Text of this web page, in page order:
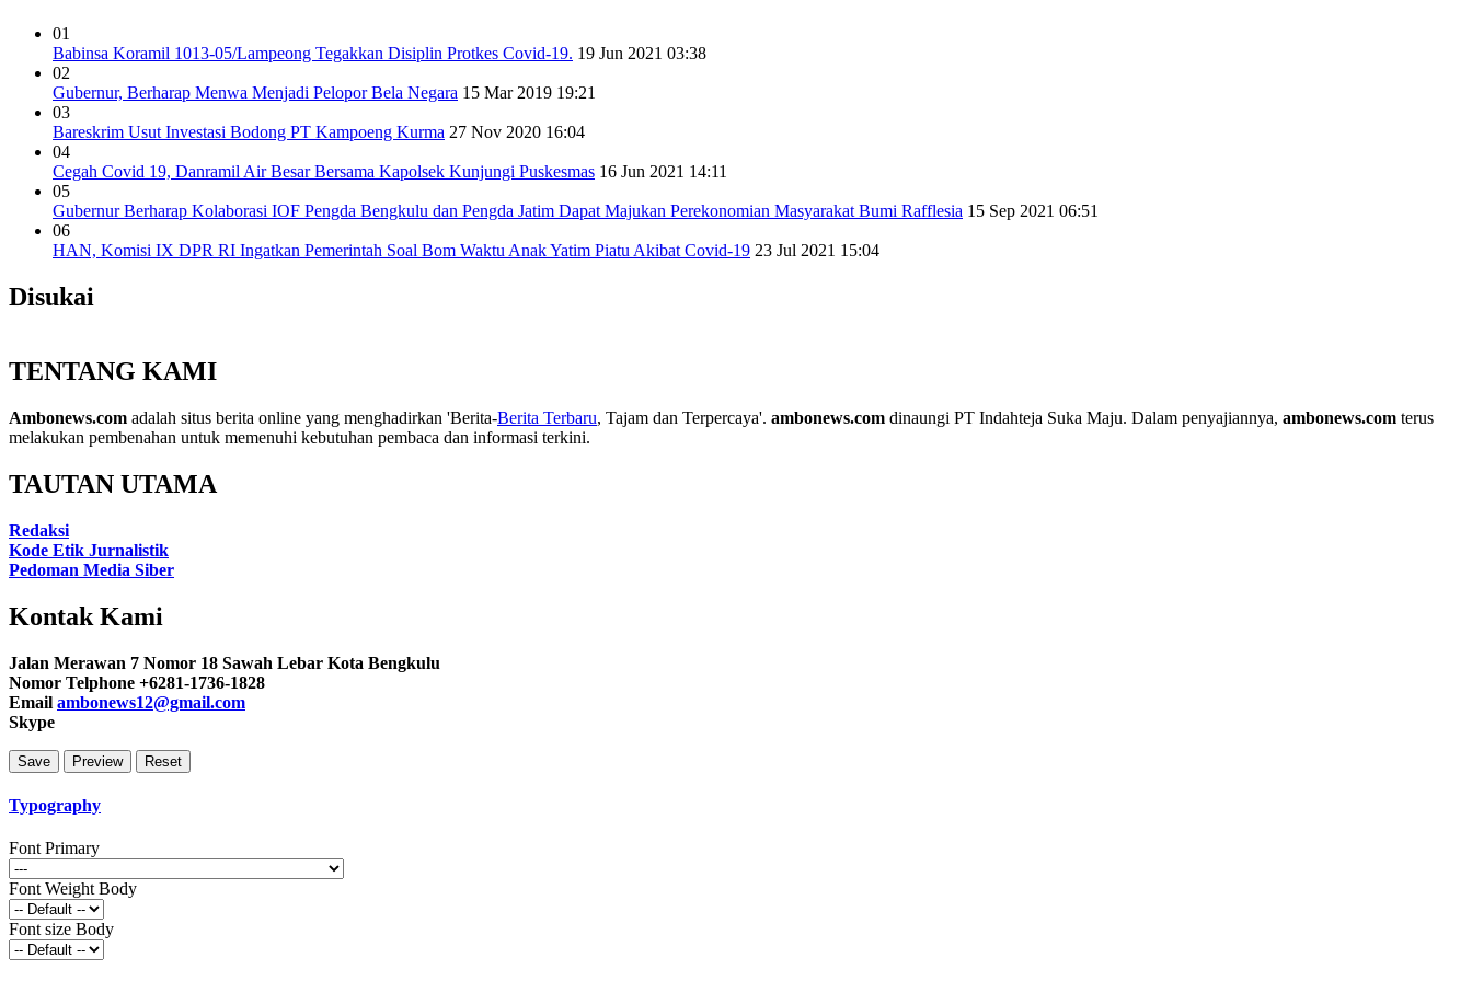
01
Babinsa Koramil 1013-05/Lampeong Tegakkan Disiplin Protkes Covid-19. 19 Jun 2021 03:38
02
Gubernur, Berharap Menwa Menjadi Pelopor Bela Negara 15 Mar 2019 19:21
03
Bareskrim Usut Investasi Bodong PT Kampoeng Kurma 27 Nov 2020 16:04
04
Cegah Covid 19, Danramil Air Besar Bersama Kapolsek Kunjungi Puskesmas 16 Jun 2021 14:11
05
Gubernur Berharap Kolaborasi IOF Pengda Bengkulu dan Pengda Jatim Dapat Majukan Perekonomian Masyarakat Bumi Rafflesia 15 Sep 2021 06:51
06
HAN, Komisi IX DPR RI Ingatkan Pemerintah Soal Bom Waktu Anak Yatim Piatu Akibat Covid-19 23 Jul 2021 15:04
Disukai
TENTANG KAMI
Ambonews.com adalah situs berita online yang menghadirkan 'Berita-Berita Terbaru, Tajam dan Terpercaya'. ambonews.com dinaungi PT Indahteja Suka Maju. Dalam penyajiannya, ambonews.com terus
melakukan pembenahan untuk memenuhi kebutuhan pembaca dan informasi terkini.
TAUTAN UTAMA
Redaksi
Kode Etik Jurnalistik
Pedoman Media Siber
Kontak Kami
Jalan Merawan 7 Nomor 18 Sawah Lebar Kota Bengkulu
Nomor Telphone +6281-1736-1828
Email ambonews12@gmail.com
Skype
Typography
Font Primary
Font Weight Body
Font size Body